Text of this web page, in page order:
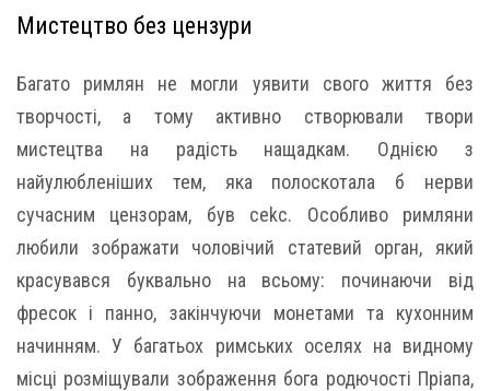
Мистецтво без цензури
Багато римлян не могли уявити свого життя без
творчості, а тому активно створювали твори
мистецтва на радість нащадкам. Однією з
найулюбленіших тем, яка полоскотала б нерви
сучасним цензорам, був сеkс. Особливо римляни
любили зображати чоловічий статевий орган, який
красувався буквально на всьому: починаючи від
фресок і панно, закінчуючи монетами та кухонним
начинням. У багатьох римських оселях на видному
місці розміщували зображення бога родючості Пріапа,